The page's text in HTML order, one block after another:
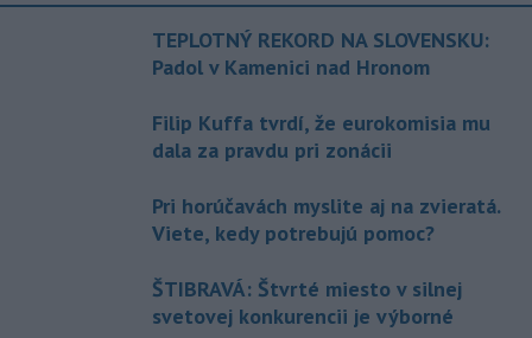
TEPLOTNÝ REKORD NA SLOVENSKU:
Padol v Kamenici nad Hronom
Filip Kuffa tvrdí, že eurokomisia mu
dala za pravdu pri zonácii
Pri horúčavách myslite aj na zvieratá.
Viete, kedy potrebujú pomoc?
ŠTIBRAVÁ: Štvrté miesto v silnej
svetovej konkurencii je výborné